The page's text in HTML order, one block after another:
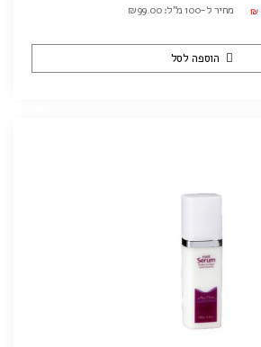
₪ מחיר ל-100 מ"ל: ₪99.00
הוספה לסל